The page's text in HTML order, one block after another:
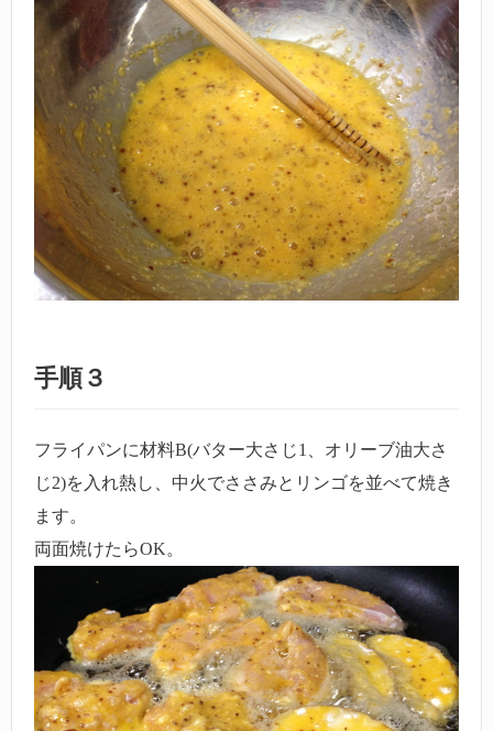
手順３
フライパンに材料B(バター大さじ1、オリーブ油大さ
じ2)を入れ熱し、中火でささみとリンゴを並べて焼き
ます。
両面焼けたらOK。